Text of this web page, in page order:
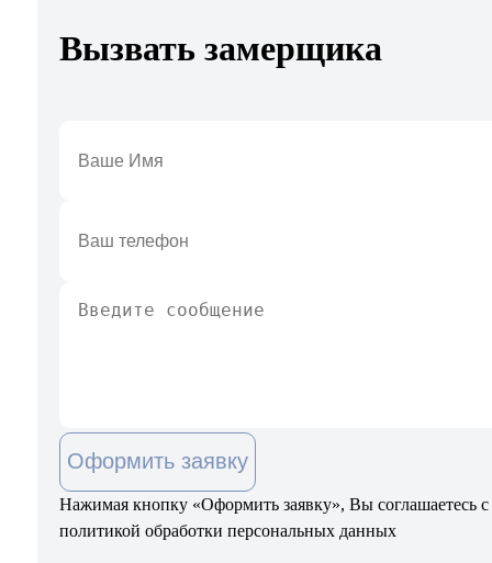
Вызвать замерщика
Оформить заявку
Нажимая кнопку «Оформить заявку», Вы соглашаетесь с
политикой обработки персональных данных